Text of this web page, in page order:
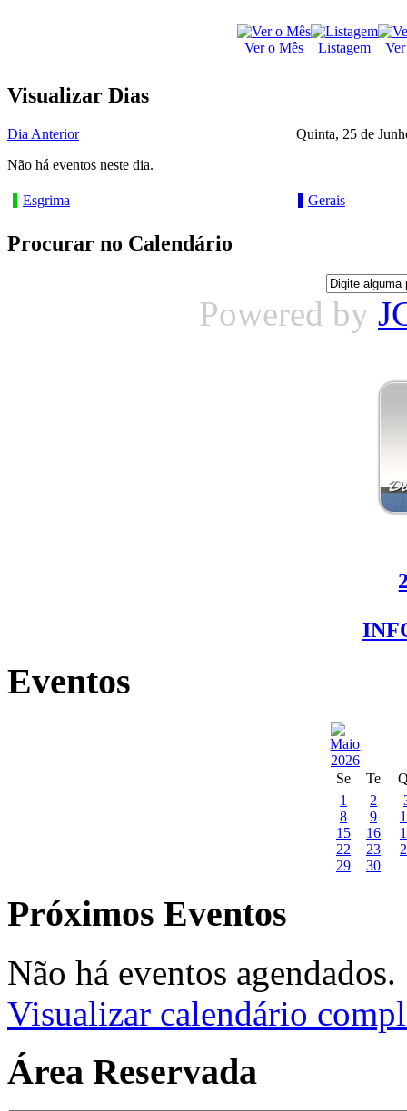
Ver o Mês Listagem
Visualizar Dias
Dia Anterior
Quinta, 25 de
Não há eventos neste dia.
Esgrima Gerais
Procurar no Calendário
Powered by
Eventos
Se Te
1
2
8
9
15
16
22
23
29
30
Próximos Eventos
Não há eventos agendados.
Visualizar calendário
Área Reservada